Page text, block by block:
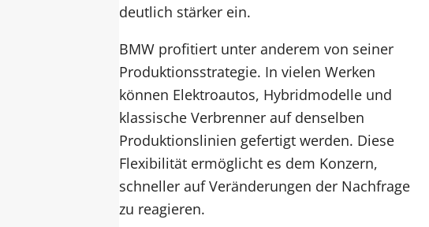
deutlich stärker ein.
BMW profitiert unter anderem von seiner
Produktionsstrategie. In vielen Werken
können Elektroautos, Hybridmodelle und
klassische Verbrenner auf denselben
Produktionslinien gefertigt werden. Diese
Flexibilität ermöglicht es dem Konzern,
schneller auf Veränderungen der Nachfrage
zu reagieren.